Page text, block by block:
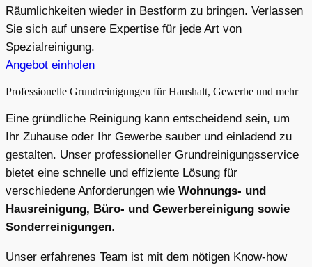
Räumlichkeiten wieder in Bestform zu bringen. Verlassen
Sie sich auf unsere Expertise für jede Art von
Spezialreinigung.
Angebot einholen
Professionelle Grundreinigungen für Haushalt, Gewerbe und mehr
Eine gründliche Reinigung kann entscheidend sein, um
Ihr Zuhause oder Ihr Gewerbe sauber und einladend zu
gestalten. Unser professioneller Grundreinigungsservice
bietet eine schnelle und effiziente Lösung für
verschiedene Anforderungen wie Wohnungs- und
Hausreinigung, Büro- und Gewerbereinigung sowie
Sonderreinigungen.
Unser erfahrenes Team ist mit dem nötigen Know-how